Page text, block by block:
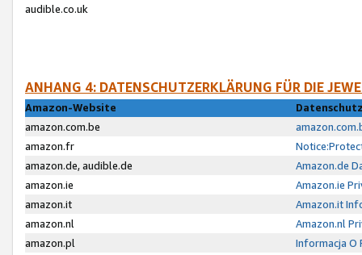
audible.co.uk
ANHANG 4: DATENSCHUTZERKLÄRUNG FÜR DIE
Amazon-Website
amazon.com.be
amazon.fr
amazon.de, audible.de
Amazon.de
amazon.ie
Amazon.ie
amazon.it
Amazon.it
amazon.nl
Amazon.nl
amazon.pl
Informacja O